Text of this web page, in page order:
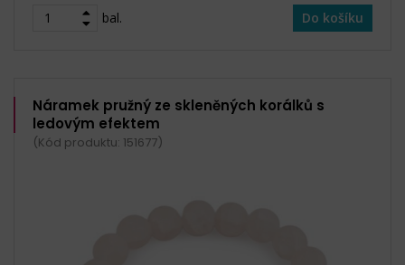
bal.
Do košíku
Náramek pružný ze skleněných korálků s
ledovým efektem
(Kód produktu: 151677)